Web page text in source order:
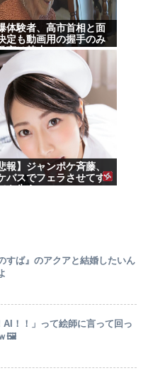
体験者、高市首相と面
定も動画用の握手のみ
言は禁止www
報】ジャンポケ斉藤、
バスでフェラさせてす
を失う
すば』のアクアと結婚したいん
！！」って絵師に言って回っ
🖼